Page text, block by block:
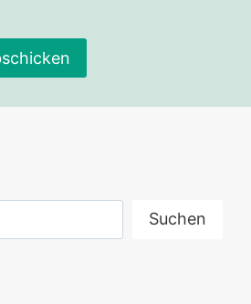
Suchen